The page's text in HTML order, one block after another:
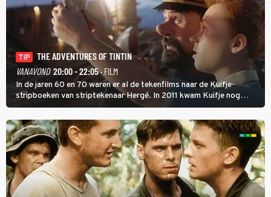
TIP
THE ADVENTURES OF TINTIN
VANAVOND 20:00 - 22:05· FILM
In de jaren 60 en 70 waren er al de tekenfilms naar de Kuifje-
stripboeken van striptekenaar Hergé. In 2011 kwam Kuifje nog
meer tot leven in The Adventures of Tintin van Steven Spielberg.